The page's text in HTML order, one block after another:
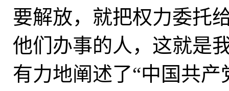
要解放，就把权力委托
他们办事的人，这就是
有力地阐述了“中国共